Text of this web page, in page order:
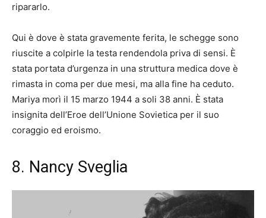
ripararlo.
Qui è dove è stata gravemente ferita, le schegge sono
riuscite a colpirle la testa rendendola priva di sensi. È
stata portata d’urgenza in una struttura medica dove è
rimasta in coma per due mesi, ma alla fine ha ceduto.
Mariya morì il 15 marzo 1944 a soli 38 anni. È stata
insignita dell’Eroe dell’Unione Sovietica per il suo
coraggio ed eroismo.
8. Nancy Sveglia